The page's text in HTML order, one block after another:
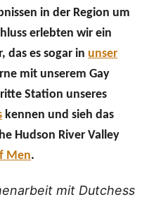
in der Region um
erlebten wir ein
das es sogar in unser
mit unserem Gay
Station unseres
kennen und sieh das
Hudson River Valley
Men.
mit Dutchess